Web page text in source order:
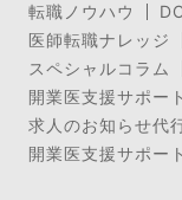
転職ノウハウ
医師転職ナレッジ
スペシャルコラム
開業医支援サポート
求人のお知らせ代
開業医支援サポー